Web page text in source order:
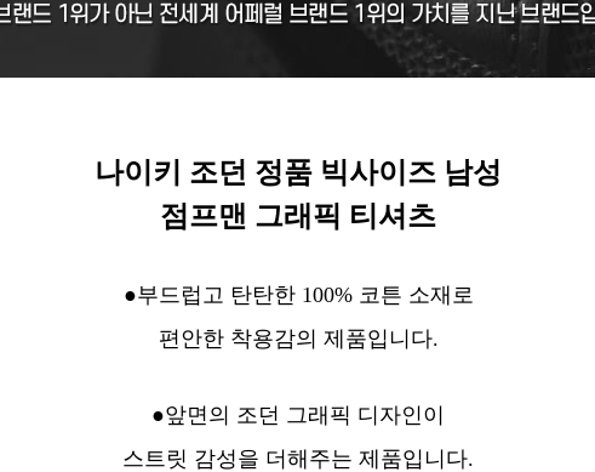
나이키 조던 정품 빅사이즈 남성
점프맨 그래픽 티셔츠
●부드럽고 탄탄한 100% 코튼 소재 로
편안한 착용감의 제품입니다.
●앞면의 조던 그래픽 디자인 이
스트릿 감성을 더해주는 제품입니다.